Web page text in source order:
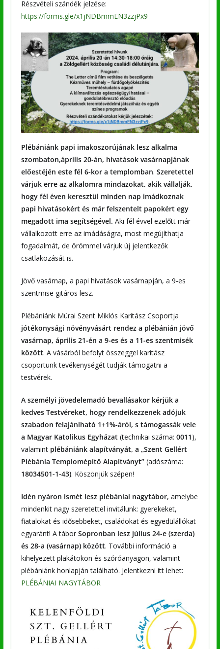
Részvételi szándék jelzése:
https://forms.gle/x1jNDBmmEN3zzjPx9
Plébániánk papi imakoszorújának lesz alkalma
szombaton,április 20-án, hivatások vasárnapjának
előestéjén este fél 6-kor a templomban. Szeretettel
várjuk erre az alkalomra mindazokat, akik vállalják,
hogy fél éven keresztül minden nap imádkoznak
papi hivatásokért és már felszentelt papokért egy
megadott ima segítségével. Aki fél évvel ezelőtt már
vállalkozott erre az imádáságra, most megújíthatja
fogadalmát, de örömmel várjuk új jelentkezők
csatlakozását is.
Jövő vasárnap, a papi hivatások vasárnapján, a 9-es
szentmise gitáros lesz.
Plébániánk Mürai Szent Miklós Karitász Csoportja
jótékonysági növényvásárt rendez a plébánián jövő
vasárnap, április 21-én a 9-es és a 11-es szentmisék
között. A vásárból befolyt összeggel karitász
csoportunk tevékenységét tudják támogatni a
testvérek.
A személyi jövedelemadó bevallásakor kérjük a
kedves Testvéreket, hogy rendelkezzenek adójuk
szabadon felajánlható 1+1%-áról, s támogassák vele
a Magyar Katolikus Egyházat (technikai száma: 0011),
valamintplébániánk alapítványát, a „Szent Gellért
Plébánia Templomépítő Alapítványt”(adószáma:
18034501-1-43). Köszönjük szépen!
Idén nyáron ismét lesz plébániai nagytábor, amelybe
mindenkit nagy szeretettel invitálunk: gyerekeket,
fiatalokat és idősebbeket, családokat és egyedülállókat
egyaránt! A tábor Sopronban lesz július 24-e (szerda)
és 28-a (vasárnap) között. További információ a
kihelyezett plakátokon és szóróanyagon, valamint
plébániánk honlapján található. Jelentkezni itt lehet:
PLÉBÁNIAI NAGYTÁBOR